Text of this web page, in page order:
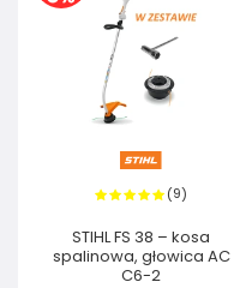
(9)
STIHL FS 38 – kosa
spalinowa, głowica AC
C6-2